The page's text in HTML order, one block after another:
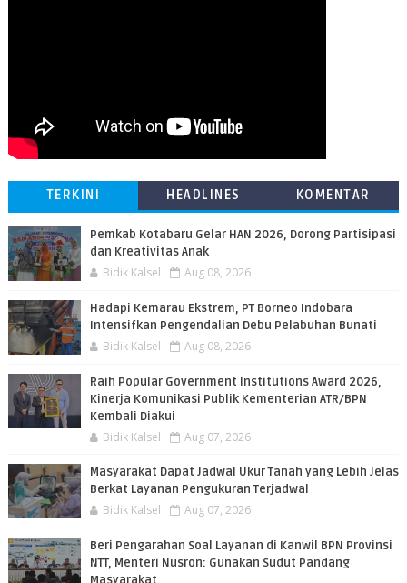
TERKINI HEADLINES KOMENTAR
Pemkab Kotabaru Gelar HAN 2026, Dorong Partisipasi
dan Kreativitas Anak
Bidik Kalsel Aug 08, 2026
​Hadapi Kemarau Ekstrem, PT Borneo Indobara
Intensifkan Pengendalian Debu Pelabuhan Bunati
Bidik Kalsel Aug 08, 2026
Raih Popular Government Institutions Award 2026,
Kinerja Komunikasi Publik Kementerian ATR/BPN
Kembali Diakui
Bidik Kalsel Aug 07, 2026
Masyarakat Dapat Jadwal Ukur Tanah yang Lebih Jelas
Berkat Layanan Pengukuran Terjadwal
Bidik Kalsel Aug 07, 2026
Beri Pengarahan Soal Layanan di Kanwil BPN Provinsi
NTT, Menteri Nusron: Gunakan Sudut Pandang